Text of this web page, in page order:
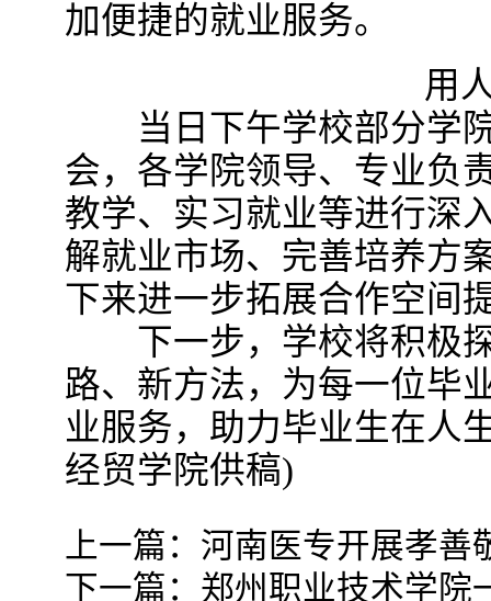
加便捷的就业服务。
用人
当日下午学校部分学院
会，各学院领导、专业负
教学、实习就业等进行深
解就业市场、完善培养方
下来进一步拓展合作空间
下一步，学校将积极探
路、新方法，为每一位毕
业服务，助力毕业生在人
经贸学院供稿)
上一篇： 河南医专开展孝善
下一篇： 郑州职业技术学院